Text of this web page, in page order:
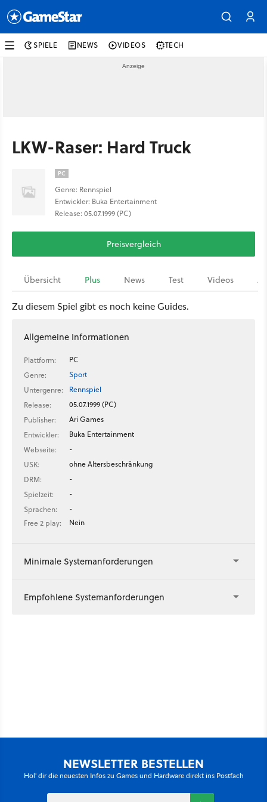
SPIELE NEWS VIDEOS TECH
LKW-Raser: Hard Truck
PC
Genre: Rennspiel
Entwickler: Buka Entertainment
Release: 05.07.1999 (PC)
Preisvergleich
Übersicht Plus News Test Videos
Zu diesem Spiel gibt es noch keine Guides.
Allgemeine Informationen
Plattform:
PC
Genre:
Sport
Untergenre:
Rennspiel
Release:
05.07.1999 (PC)
Publisher:
Ari Games
Entwickler:
Buka Entertainment
Webseite:
-
USK:
ohne Altersbeschränkung
DRM:
-
Spielzeit:
-
Sprachen:
-
Free 2 play:
Nein
Minimale Systemanforderungen
Empfohlene Systemanforderungen
NEWSLETTER BESTELLEN
Hol' dir die neuesten Infos zu Games und Hardware direkt ins Postfach